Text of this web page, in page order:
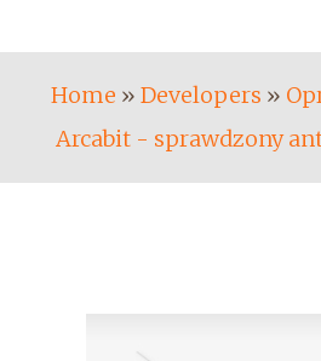
Home » Developers »
Arcabit - sprawdzony